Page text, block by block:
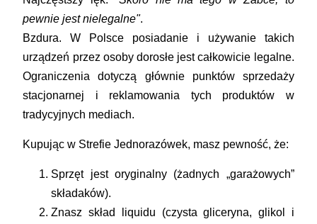
pewnie jest nielegalne".
Bzdura. W Polsce posiadanie i używanie takich
urządzeń przez osoby dorosłe jestcałkowicie legalne.
Ograniczenia dotyczą głównie punktów sprzedaży
stacjonarnej i reklamowania tych produktów w
tradycyjnych mediach.
Kupując w Strefie Jednorazówek, masz pewność, że:
Sprzęt jest oryginalny (żadnych „garażowych”
składaków).
Znasz skład liquidu (czysta gliceryna, glikol i